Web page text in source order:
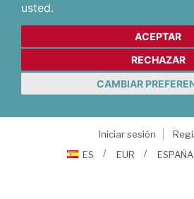
usted.
ACEPTAR
RECHAZAR
CAMBIAR
Iniciar sesión
ES
EUR